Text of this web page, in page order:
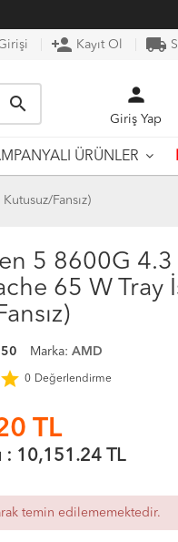
person_add Kayıt Ol local_shipping
search person
Giriş Yap
ÜRÜNLER
Fansız)
5 8600G 4.3
65 W Tray
Marka: AMD
0 Değerlendirme
TL
: 10,151.24TL
temin edilememektedir.